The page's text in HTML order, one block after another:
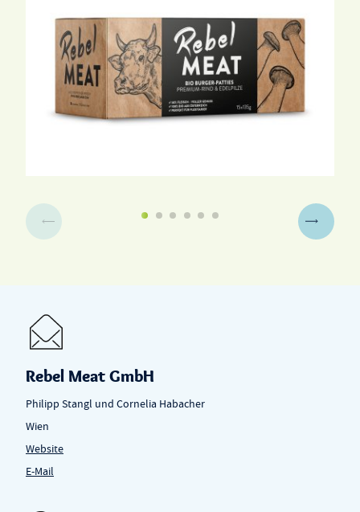
Rebel Meat GmbH
Philipp Stangl und Cornelia Habacher
Wien
Website
E-Mail